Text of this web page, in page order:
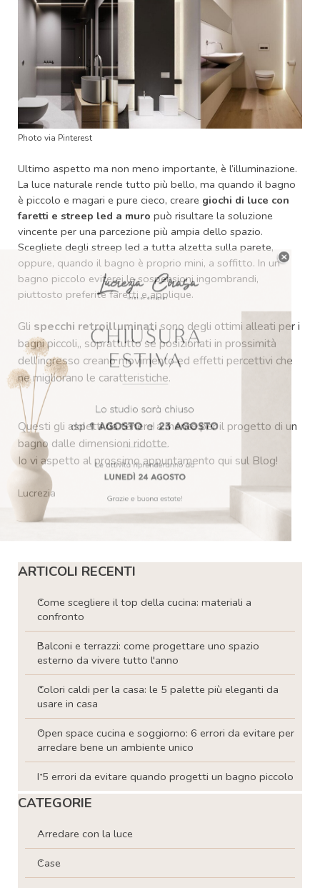
Photo via Pinterest
Ultimo aspetto ma non meno importante, è l’illuminazione.
La luce naturale rende tutto più bello, ma quando il bagno
è piccolo e magari e pure cieco, creare giochi di luce con
faretti e streep led a muro può risultare la soluzione
vincente per una parcezione più ampia dello spazio.
Scegliete degli streep led a tutta alzetta sulla parete,
oppure, quando il bagno è proprio mini, a soffitto. In un
bagno piccolo eviterei le sospensioni ingombrandi,
piuttosto preferite faretti e applique.
Gli specchi retroilluminatisono degli ottimi alleati per i
bagni piccoli,, soprattutto se posizionati in prossimità
dell’ingresso creano movimento ed effetti percettivi che
ne migliorano le caratteristiche.
Questi gli aspetti da tenere a mente per il progetto di un
bagno dalle dimensioni ridotte.
Io vi aspetto al prossimo appuntamento qui sul Blog!
Lucrezia
Salta blocco ARTICOLI RECENTI
ARTICOLI RECENTI
Come scegliere il top della cucina: materiali a
confronto
Balconi e terrazzi: come progettare uno spazio
esterno da vivere tutto l'anno
Colori caldi per la casa: le 5 palette più eleganti da
usare in casa
Open space cucina e soggiorno: 6 errori da evitare per
arredare bene un ambiente unico
I 5 errori da evitare quando progetti un bagno piccolo
Salta blocco CATEGORIE
CATEGORIE
Arredare con la luce
Case